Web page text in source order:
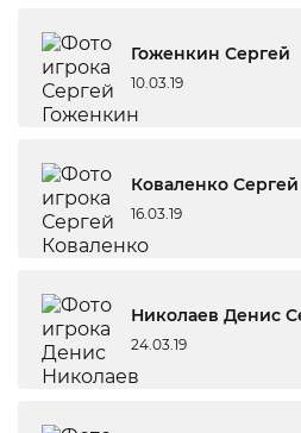
Гоженкин Сергей
10.03.19
Коваленко
16.03.19
Николаев Денис
24.03.19